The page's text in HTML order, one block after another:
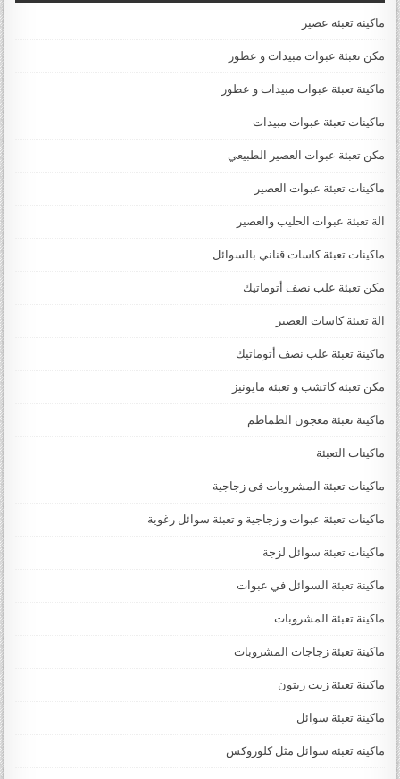
ماكينة تعبئة عصير
مكن تعبئة عبوات مبيدات و عطور
ماكينة تعبئة عبوات مبيدات و عطور
ماكينات تعبئة عبوات مبيدات
مكن تعبئة عبوات العصير الطبيعي
ماكينات تعبئة عبوات العصير
الة تعبئة عبوات الحليب والعصير
ماكينات تعبئة كاسات قناني بالسوائل
مكن تعبئة علب نصف أتوماتيك
الة تعبئة كاسات العصير
ماكينة تعبئة علب نصف أتوماتيك
مكن تعبئة كاتشب و تعبئة مايونيز
ماكينة تعبئة معجون الطماطم
ماكينات التعبئة
ماكينات تعبئة المشروبات فى زجاجية
ماكينات تعبئة عبوات و زجاجية و تعبئة سوائل رغوية
ماكينات تعبئة سوائل لزجة
‏‏‏ماكينة تعبئة السوائل في عبوات
ماكينة تعبئة المشروبات
ماكينة تعبئة زجاجات المشروبات
ماكينة تعبئة زيت زيتون
ماكينة تعبئة سوائل
ماكينة تعبئة سوائل مثل كلوروكس